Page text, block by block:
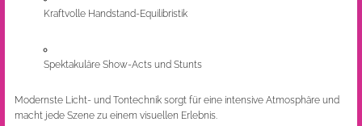
Kraftvolle Handstand-Equilibristik
Spektakuläre Show-Acts und Stunts
Modernste Licht- und Tontechnik sorgt für eine intensive Atmosphäre und
macht jede Szene zu einem visuellen Erlebnis.